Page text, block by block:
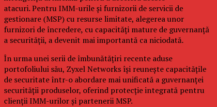
atacuri. Pentru IMM-urile și furnizorii de servicii de
gestionare (MSP) cu resurse limitate, alegerea unor
furnizori de încredere, cu capacități mature de guvernanță
a securității, a devenit mai importantă ca niciodată.
În urma unei serii de îmbunătățiri recente aduse
portofoliului său, Zyxel Networks își reunește capacitățile
de securitate într-o abordare mai unificată a guvernanței
securității produselor, oferind protecție integrată pentru
clienții IMM-urilor și partenerii MSP.